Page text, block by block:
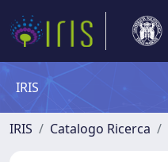
IRIS
IRIS Catalogo Ricerca